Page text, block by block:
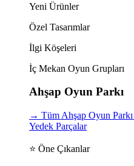
Yeni Ürünler
Özel Tasarımlar
İlgi Köşeleri
İç Mekan Oyun Grupları
Ahşap Oyun Parkı
→ Tüm Ahşap Oyun Parkı
Yedek Parçalar
⭐ Öne Çıkanlar